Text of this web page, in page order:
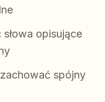
opisujące
spójny